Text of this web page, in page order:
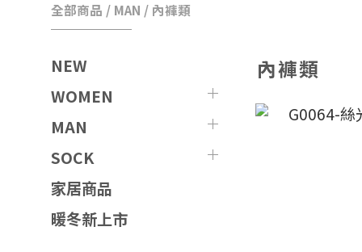
全部商品 / MAN / 內褲類
NEW
WOMEN
MAN
SOCK
家居商品
暖冬新上市
內褲類